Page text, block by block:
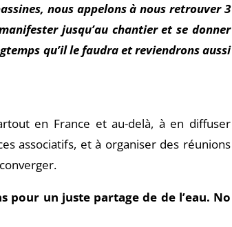
nous appelons à nous retrouver 3
jusqu’au chantier et se donner
qu’il le faudra et reviendrons aussi
en France et au-delà, à en diffuser
associatifs, et à organiser des réunions
pour un juste partage de de l’eau. No